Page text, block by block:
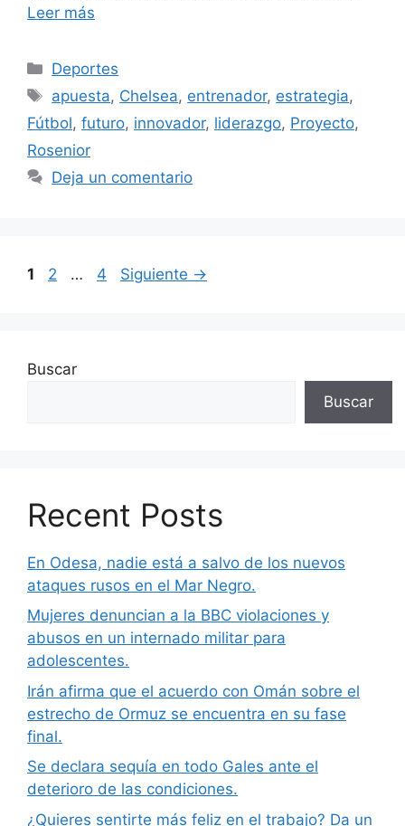
Leer más
Categorías
Deportes
Etiquetas
apuesta, Chelsea, entrenador, estrategia,
Fútbol, futuro, innovador, liderazgo, Proyecto,
Rosenior
Deja un comentario
Página
1 Página
2 … Página
4 Siguiente →
Buscar
Buscar
Recent Posts
En Odesa, nadie está a salvo de los nuevos
ataques rusos en el Mar Negro.
Mujeres denuncian a la BBC violaciones y
abusos en un internado militar para
adolescentes.
Irán afirma que el acuerdo con Omán sobre el
estrecho de Ormuz se encuentra en su fase
final.
Se declara sequía en todo Gales ante el
deterioro de las condiciones.
¿Quieres sentirte más feliz en el trabajo? Da un